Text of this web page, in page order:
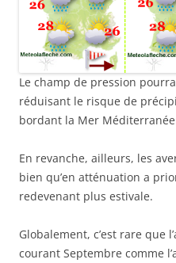
Le champ de pression
réduisant le risque de
bordant la Mer
En revanche, ailleurs, les
bien qu’en atténuation a
redevenant plus estivale.
Globalement, c’est rare que
courant Septembre comme